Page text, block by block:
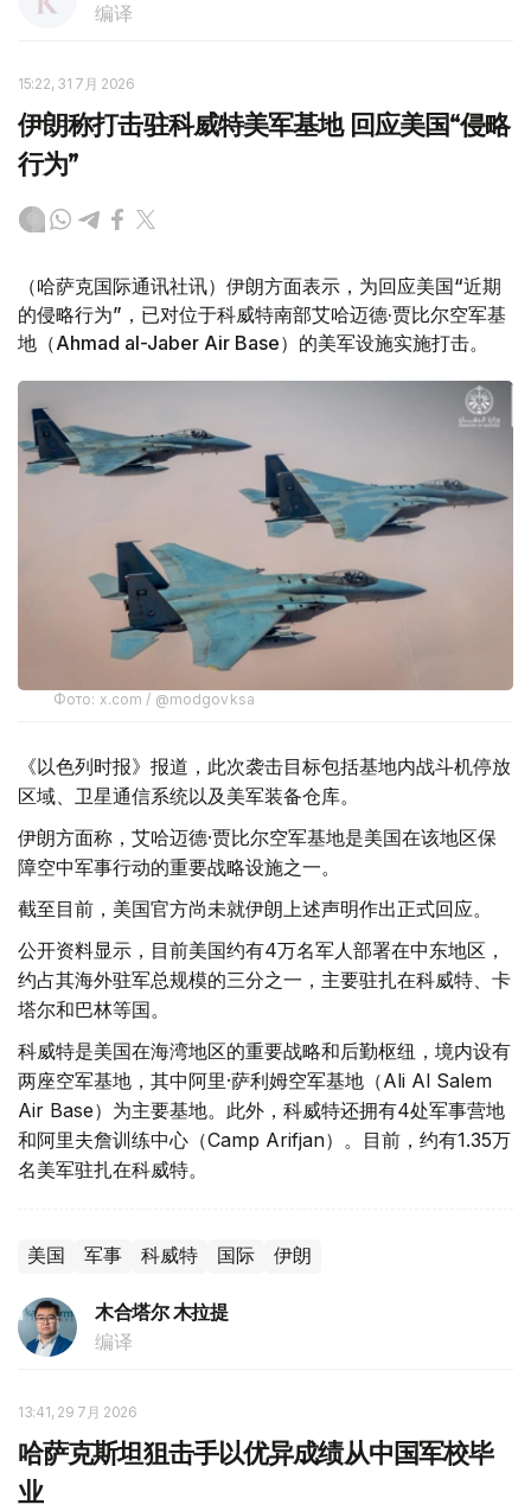
编译
15:22, 31 7月 2026
伊朗称打击驻科威特美军基地 回应美国“侵略
行为”
（哈萨克国际通讯社讯）伊朗方面表示，为回应美国“近期
的侵略行为”，已对位于科威特南部艾哈迈德·贾比尔空军基
地（Ahmad al-Jaber Air Base）的美军设施实施打击。
Фото: x.com / @modgovksa
《以色列时报》报道，此次袭击目标包括基地内战斗机停放
区域、卫星通信系统以及美军装备仓库。
伊朗方面称，艾哈迈德·贾比尔空军基地是美国在该地区保
障空中军事行动的重要战略设施之一。
截至目前，美国官方尚未就伊朗上述声明作出正式回应。
公开资料显示，目前美国约有4万名军人部署在中东地区，
约占其海外驻军总规模的三分之一，主要驻扎在科威特、卡
塔尔和巴林等国。
科威特是美国在海湾地区的重要战略和后勤枢纽，境内设有
两座空军基地，其中阿里·萨利姆空军基地（Ali Al Salem
Air Base）为主要基地。此外，科威特还拥有4处军事营地
和阿里夫詹训练中心（Camp Arifjan）。目前，约有1.35万
名美军驻扎在科威特。
美国 军事 科威特 国际 伊朗
木合塔尔 木拉提
编译
13:41, 29 7月 2026
哈萨克斯坦狙击手以优异成绩从中国军校毕
业